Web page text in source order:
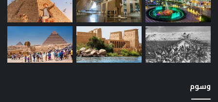
وسوم